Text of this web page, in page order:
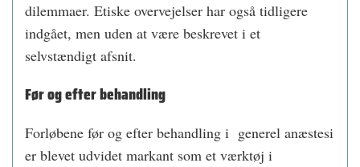
dilemmaer. Etiske overvejelser har også tidligere
indgået, men uden at være beskrevet i et
selvstændigt afsnit.
Før og efter behandling
Forløbene før og efter behandling i generel anæstesi
er blevet udvidet markant som et værktøj i